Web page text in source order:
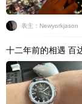
表主：Newyorkjason
十二年前的相遇 百